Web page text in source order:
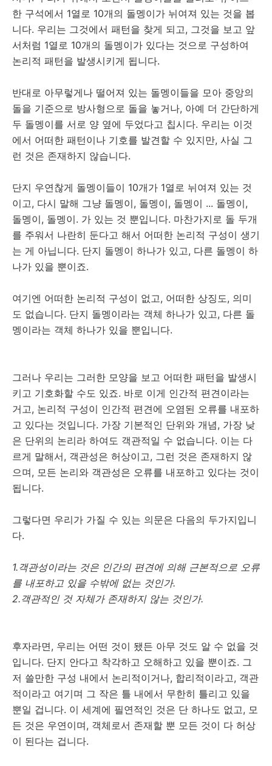
한 구석에서 1열로 10개의 돌멩이가 뉘여져 있는 것을 봅
니다. 우리는 그것에서 패턴을 찾게 되고, 그것을 보고 앞
서처럼 1열로 10개의 돌멩이가 있다는 것으로 구성하여
논리적 패턴을 발생시키게 됩니다.
반대로 아무렇게나 떨어져 있는 돌멩이들을 모아 중앙의
돌을 기준으로 방사형으로 돌을 놓거나, 아예 더 간단하게
두 돌멩이를 서로 양 옆에 두었다고 칩시다. 우리는 이것
에서 어떠한 패턴이나 기호를 발견할 수 있지만, 사실 그
런 것은 존재하지 않습니다.
단지 우연찮게 돌멩이들이 10개가 1열로 뉘여져 있는 것
이고, 다시 말해 그냥 돌멩이, 돌멩이, 돌멩이 ... 돌멩이,
돌멩이, 돌멩이. 가 있는 것 뿐입니다. 마찬가지로 돌 두개
를 주워서 나란히 둔다고 해서 어떠한 논리적 구성이 생기
는 게 아닙니다. 단지 돌멩이 하나가 있고, 다른 돌멩이 하
나가 있을 뿐이죠.
여기엔 어떠한 논리적 구성이 없고, 어떠한 상징도, 의미
도 없습니다. 단지 돌멩이라는 객체 하나가 있고, 다른 돌
멩이라는 객체 하나가 있을 뿐입니다.
그러나 우리는 그러한 모양을 보고 어떠한 패턴을 발생시
키고 기호화할 수도 있죠. 바로 이게 인간적 편견이라는
거고, 논리적 구성이 인간적 편견에 오염된 오류를 내포하
고 있다는 것입니다. 가장 기본적인 단위와 개념, 가장 낮
은 단위의 논리라 하여도 객관적일 수 없습니다. 이는 다
르게 말해서, 객관성은 허상이고, 그런 것은 존재하지 않
으며, 모든 논리와 객관성은 오류를 내포하고 있다는 것이
됩니다.
그렇다면 우리가 가질 수 있는 의문은 다음의 두가지입니
다.
1.객관성이라는 것은 인간의 편견에 의해 근본적으로 오류
를 내포하고 있을 수밖에 없는 것인가.
2.객관적인 것 자체가 존재하지 않는 것인가.
후자라면, 우리는 어떤 것이 됐든 아무 것도 알 수 없을 것
입니다. 단지 안다고 착각하고 오해하고 있을 뿐이죠. 그
저 쓸만한 구성 내에서 논리적이거나, 합리적이라고, 객관
적이라고 여기며 그 작은 틀 내에서 무한히 틀리고 있을
뿐일 겁니다. 이 세계에 필연적인 것은 단 하나도 없고, 모
든 것은 우연이며, 객체로서 존재할 뿐 모든 것이 다 허상
이 된다는 겁니다.